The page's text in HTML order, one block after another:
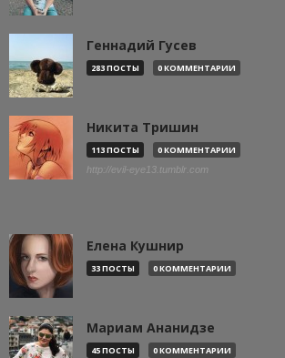
Геннадий Гусев
283 ПОСТЫ 0 КОММЕНТАРИИ
Никита Тришин
113 ПОСТЫ 0 КОММЕНТАРИИ
http://evil-eye13.tumblr.com
Елена Кушнир
33 ПОСТЫ 0 КОММЕНТАРИИ
Мариам Ананидзе
45 ПОСТЫ 0 КОММЕНТАРИИ